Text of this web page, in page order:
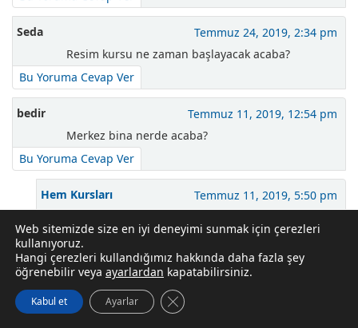
Seda
Temmuz 24, 2019, 2:34 pm
Resim kursu ne zaman başlayacak acaba?
Bu Yoruma Cevap Ver
bedir
Temmuz 11, 2019, 12:54 pm
Merkez bina nerde acaba?
Bu Yoruma Cevap Ver
Hem Kursları
Temmuz 11, 2019, 5:50 pm
Telefon: 0 232 388 10 63
Bu Yoruma Cevap Ver
Web sitemizde size en iyi deneyimi sunmak için çerezleri
kullanıyoruz.
Hangi çerezleri kullandığımız hakkında daha fazla şey
öğrenebilir veya ayarlardan kapatabilirsiniz.
Kabul et Ayarlar GDPR çerez şeridini kapat